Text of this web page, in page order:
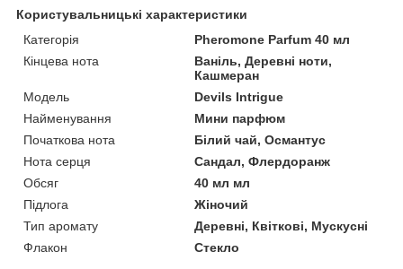
Користувальницькі характеристики
Категорія
Pheromone Parfum 40 мл
Кінцева нота
Ваніль, Деревні ноти,
Кашмеран
Мoдель
Devils Intrigue
Найменування
Мини парфюм
Початкова нота
Білий чай, Османтус
Нота серця
Сандал, Флердоранж
Обсяг
40 мл мл
Підлога
Жіночий
Тип аромату
Деревні, Квіткові, Мускусні
Флакон
Стекло